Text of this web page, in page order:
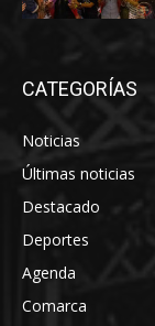
CATEGORÍAS
Noticias
Últimas noticias
Destacado
Deportes
Agenda
Comarca